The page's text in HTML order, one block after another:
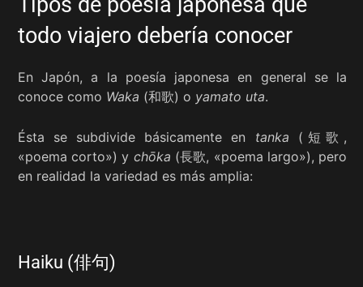
todo viajero debería conocer
En Japón, a la poesía japonesa en general se la
conoce como Waka (和歌) o yamato uta.
Ésta se subdivide básicamente en tanka (短歌,
«poema corto») y chōka (長歌, «poema largo»), pero
en realidad la variedad es más amplia:
Haiku (俳句)